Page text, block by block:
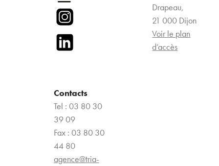
Drapeau,
21 000 Dijon
Voir le plan
d’accès
Contacts
Tel : 03 80 30
39 09
Fax : 03 80 30
44 80
agence@tria-